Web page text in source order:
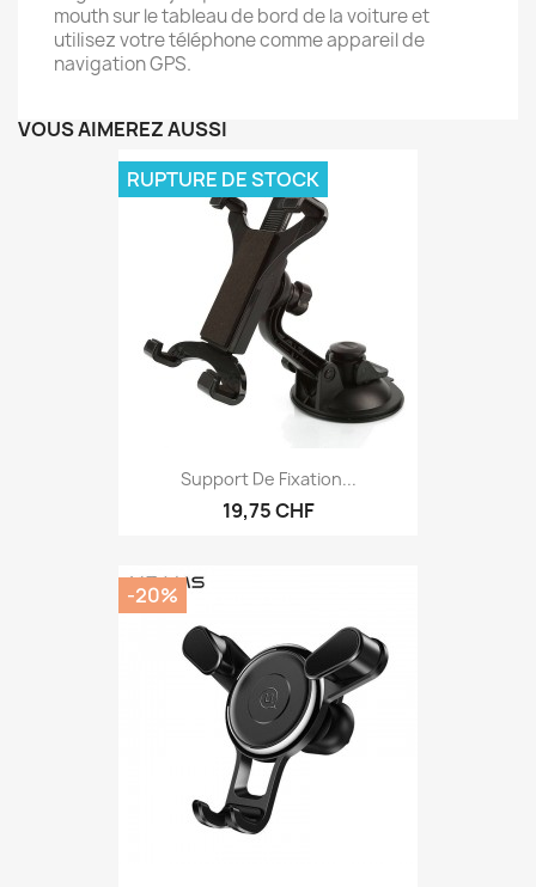
mouth sur le tableau de bord de la voiture et
utilisez votre téléphone comme appareil de
navigation GPS.
VOUS AIMEREZ AUSSI
Support De Fixation...
19,75 CHF
RUPTURE DE STOCK
-20%